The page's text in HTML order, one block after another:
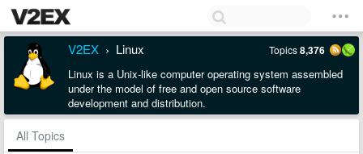
V2EX › Linux Topics8,376
Linux is a Unix-like computer operating system assembled
under the model of free and open source software
development and distribution.
All Topics